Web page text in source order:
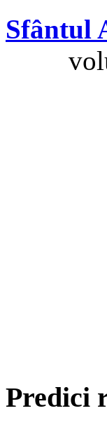
Sfântul
volum
Predici